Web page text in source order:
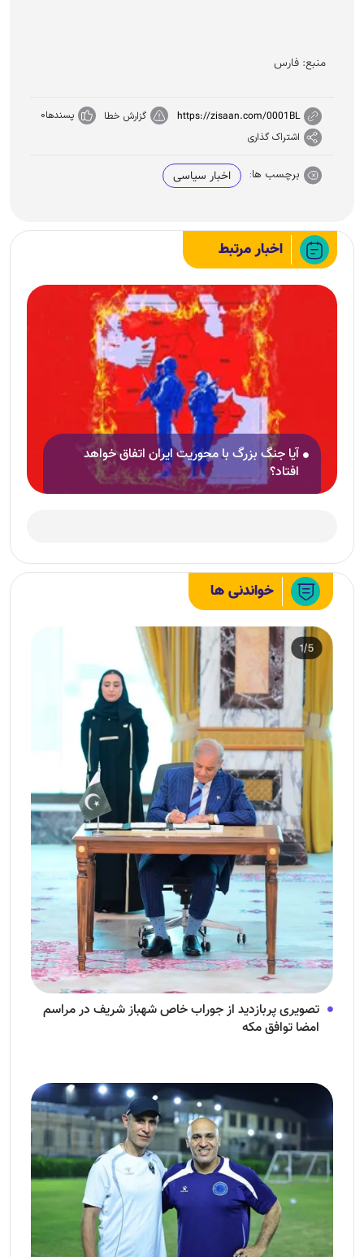
منبع: فارس
https://zisaan.com/0001BL گزارش خطا پسندها0
اشتراک گذاری
برچسب ها: اخبار سیاسی
اخبار مرتبط
آیا جنگ بزرگ با محوریت ایران اتفاق خواهد
افتاد؟
خواندنی ها
تصویری پربازدید از جوراب‌ خاص شهباز شریف در مراسم
امضا توافق‌ مکه